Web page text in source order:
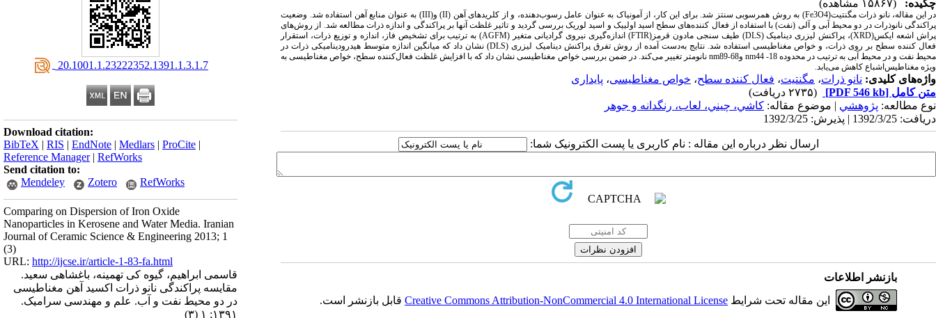
‎ 20.1001.1.23222352.1391.1.3.1.7
Download citation:
BibTeX | RIS | EndNote | Medlars | ProCite |
Reference Manager| RefWorks
Send citation to:
Mendeley
Zotero RefWorks
Comparing on Dispersion of Iron Oxide
Nanoparticles in Kerosene and Water Media. Iranian
Journal of Ceramic Science & Engineering 2013; 1
(3)
URL: http://ijcse.ir/article-1-83-fa.html
قاسمی ابراهیم، گیوه کی تهمینه، باغشاهی سعید.
مقایسه پراکندگی نانو ذرات اکسید آهن مغناطیسی
در دو محیط نفت و آب. علم و مهندسی سرامیک.
۱۳۹۱; ۱ (۳)
چکیده:
(۱۵۸۶۷ مشاهده)
در این مقاله، نانو ذرات مگنتیت(Fe3O4) به روش همرسوبی سنتز شد. برای این کار، از آمونیاک به عنوان عامل رسوب‌دهنده، و از کلریدهای آهن (II) و(III) به عنوان منابع آهن استفاده شد. وضعیت
پراکندگی نانوذرات در دو محیط آبی و آلی (نفت) با استفاده از فعال کننده‌های سطح اسید اولییک و اسید لوریک بررسی گردید و تاثیر غلظت آنها بر پراکندگی و اندازه ذرات مطالعه شد. از روش‌های
پراش اشعه ایکس(XRD)، پراکنش لیزری دینامیک (DLS) طیف سنجی مادون قرمز(FTIR) اندازه‌گیری نیروی گرادیانی متغیر (AGFM) به ترتیب برای تشخیص فاز، اندازه و توزیع ذرات، استقرار
فعال کننده سطح بر روی ذرات، و خواص مغناطیسی استفاده شد. نتایج به‌دست آمده از روش تفرق پراکنش دینامیک لیزری (DLS) نشان داد که میانگین اندازه متوسط هیدرودینامیکی ذرات در
محیط نفت و در محیط آبی به ترتیب در محدوده 18- nm44 و68-nm89 نانومتر تغییر می‌کند. در ضمن بررسی خواص مغناطیسی نشان داد که با افزایش غلظت فعال‌کننده سطح، خواص مغناطیسی به
ویژه مغناطیس‌اشباع کاهش می‌یابد.
واژه‌های کلیدی: نانو ذرات، مگنتیت، فعال کننده سطح، خواص مغناطیسی، پایداری
متن کامل [PDF 546 kb]
(۲۷۳۵ دریافت)
نوع مطالعه: پژوهشي | موضوع مقاله: كاشي، چيني، لعاب، رنگدانه و جوهر
دریافت: 1392/3/25 | پذیرش: 1392/3/25
ارسال نظر درباره این مقاله : نام کاربری یا پست الکترونیک شما:
بازنشر اطلاعات
این مقاله تحت شرایط Creative Commons Attribution-NonCommercial 4.0 International Licenseقابل بازنشر است.